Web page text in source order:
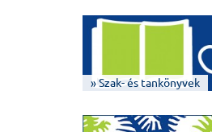
» Szak- és tankönyvek